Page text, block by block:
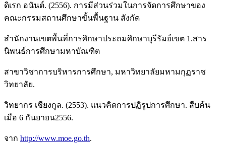
ดิเรก อนันต์. (2556). การมีส่วนร่วมในการจัดการศึกษาของ
คณะกรรมสถานศึกษาขั้นพื้นฐาน สังกัด
สำนักงานเขตพื้นที่การศึกษาประถมศึกษาบุรีรัมย์เขต 1.สาร
นิพนธ์การศึกษามหาบัณฑิต
สาขาวิชาการบริหารการศึกษา, มหาวิทยาลัยมหามกุฏราช
วิทยาลัย.
วิทยากร เชียงกูล. (2553). แนวคิดการปฏิรูปการศึกษา. สืบค้น
เมือ 6 กันยายน2556.
จาก http://www.moe.go.th.